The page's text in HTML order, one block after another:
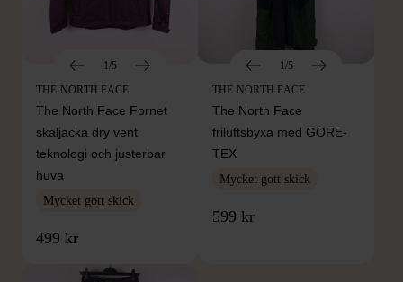
1/5
THE NORTH FACE
The North Face Fornet
skaljacka dry vent
teknologi och justerbar
huva
Mycket gott skick
499 kr
1/5
THE NORTH FACE
The North Face
friluftsbyxa med GORE-
TEX
Mycket gott skick
599 kr